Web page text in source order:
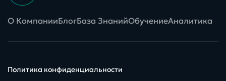
О КомпанииБлогБаза ЗнанийОбучениеАналитика
Политика конфиденциальности